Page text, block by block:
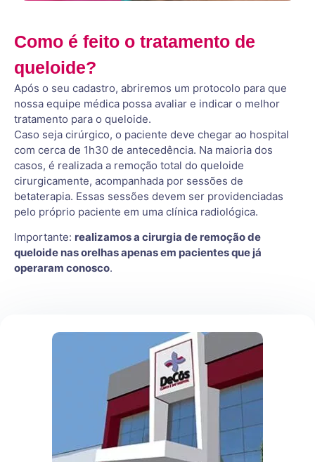
Como é feito o tratamento de
queloide?
Após o seu cadastro, abriremos um protocolo para que
nossa equipe médica possa avaliar e indicar o melhor
tratamento para o queloide.
Caso seja cirúrgico, o paciente deve chegar ao hospital
com cerca de 1h30 de antecedência. Na maioria dos
casos, é realizada a remoção total do queloide
cirurgicamente, acompanhada por sessões de
betaterapia. Essas sessões devem ser providenciadas
pelo próprio paciente em uma clínica radiológica.
Importante: realizamos a cirurgia de remoção de
queloide nas orelhas apenas em pacientes que já
operaram conosco.